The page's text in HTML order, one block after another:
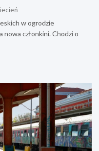
w ogrodzie
nowa członkini. Chodzi o